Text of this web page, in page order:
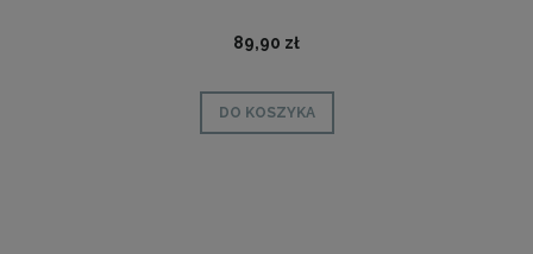
89,90 zł
DO KOSZYKA